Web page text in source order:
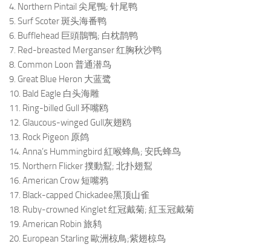
4. Northern Pintail 尖尾鴨; 针尾鸭
5. Surf Scoter 斑头海番鸭
6. Bufflehead 巨頭鵲鴨; 白枕鹊鸭
7. Red-breasted Merganser 红胸秋沙鸭
8. Common Loon 普通潜鸟
9. Great Blue Heron 大蓝鹭
10. Bald Eagle 白头海雕
11. Ring-billed Gull 环嘴鸥
12. Glaucous-winged Gull灰翅鸥
13. Rock Pigeon 原鸽
14. Anna’s Hummingbird 紅喉蜂鳥; 安氏蜂鸟
15. Northern Flicker 撲動鴷; 北扑翅鴷
16. American Crow 短嘴鸦
17. Black-capped Chickadee黑顶山雀
18. Ruby-crowned Kinglet 红冠戴菊; 紅玉冠戴菊
19. American Robin 旅鸫
20. European Starling 歐洲椋鳥;紫翅椋鸟